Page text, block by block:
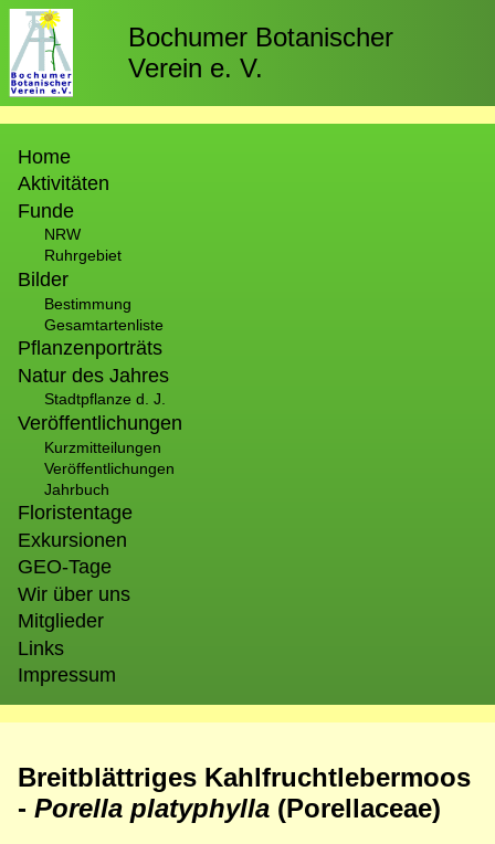
Direkt
zum
Inhalt
Bochumer Botanischer
Verein e. V.
Home
Aktivitäten
Funde
NRW
Ruhrgebiet
Bilder
Bestimmung
Gesamtartenliste
Pflanzenporträts
Natur des Jahres
Stadtpflanze d. J.
Veröffentlichungen
Kurzmitteilungen
Veröffentlichungen
Jahrbuch
Floristentage
Exkursionen
GEO-Tage
Wir über uns
Mitglieder
Links
Impressum
Breitblättriges Kahlfruchtlebermoos
- Porella platyphylla (Porellaceae)